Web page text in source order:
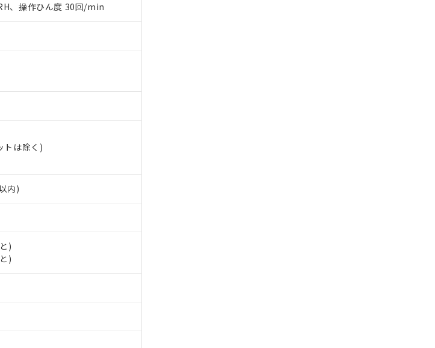
、操作ひん度 30回/min
トは除く)
内)
)
)
れた部品リストについて、当社および当社の共同利用者
との取引・商談に必要な範囲で利用することをご了承くだ
で、過去に遡って非含有を証明するものではありません。
対応では、対応完了までの期間は出荷製品に未対応品が
りました。
ることから、特段のことがない限り、2022年1月12日よ
わせください。
公開していない機種